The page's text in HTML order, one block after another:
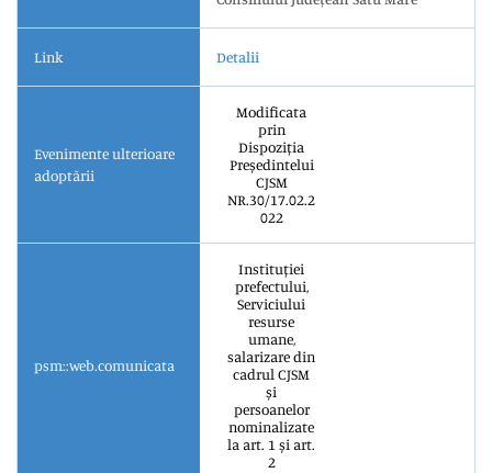
Link Detalii
Evenimente ulterioare
adoptării
modificata
prin
Dispoziția
Președintelui
CJSM
NR.30/17.02.2
022
psm::web.comunicata
Instituției
prefectului,
Serviciului
resurse
umane,
salarizare din
cadrul CJSM
și
persoanelor
nominalizate
la art. 1 și art.
2